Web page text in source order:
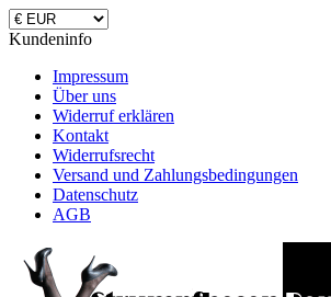
Kundeninfo
Impressum
Über uns
Widerruf erklären
Kontakt
Widerrufsrecht
Versand und Zahlungsbedingungen
Datenschutz
AGB